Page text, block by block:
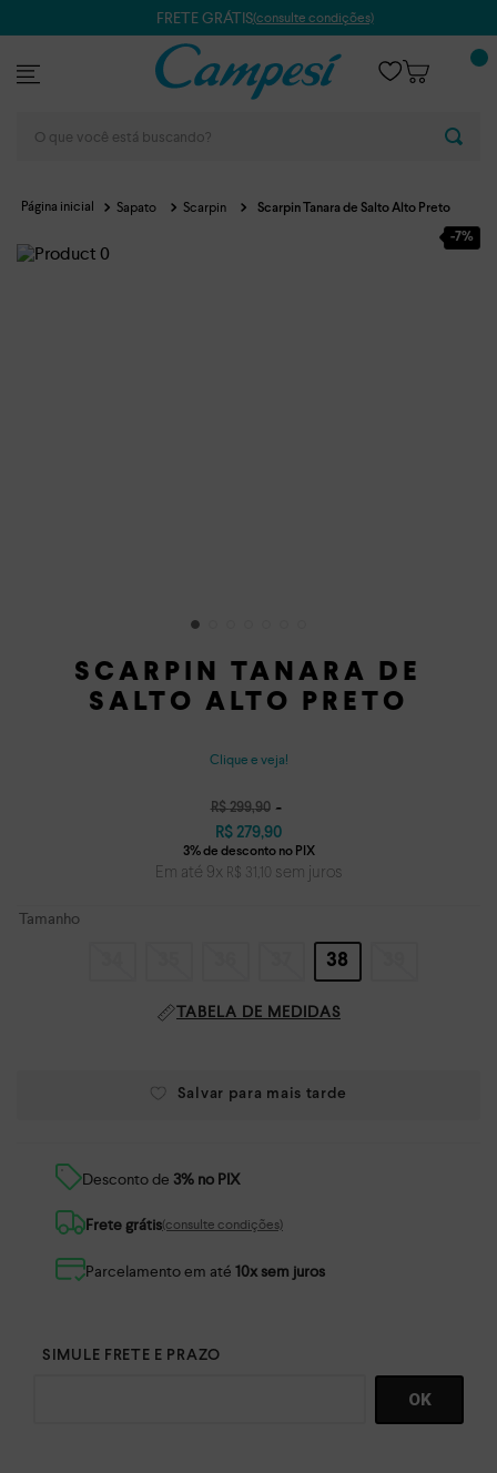
FRETE GRÁTIS(consulte condições)
Sapato Scarpin Scarpin Tanara de Salto Alto Preto
-7%
SCARPIN TANARA DE
SALTO ALTO PRETO
Clique e veja!
R$ 299,90
R$ 279,90
Em até 9x R$ 31 ,10 sem juros
Tamanho
38
TABELA DE MEDIDAS
Desconto de 3% no PIX
Frete grátis(consulte condições)
Parcelamento em até 10x sem juros